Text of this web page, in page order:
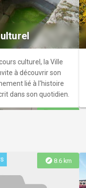
qui utilise certains
a remplacé...
culturel, la Ville
à découvrir son
lié à l'histoire
dans son quotidien.
:
le quartier
explore 8.6 km